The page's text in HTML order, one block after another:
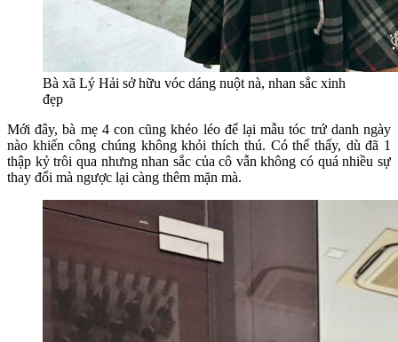
Bà xã Lý Hải sở hữu vóc dáng nuột nà, nhan sắc xinh
đẹp
Mới đây, bà mẹ 4 con cũng khéo léo để lại mẫu tóc trứ danh ngày
nào khiến công chúng không khỏi thích thú. Có thể thấy, dù đã 1
thập kỷ trôi qua nhưng nhan sắc của cô vẫn không có quá nhiều sự
thay đổi mà ngược lại càng thêm mặn mà.